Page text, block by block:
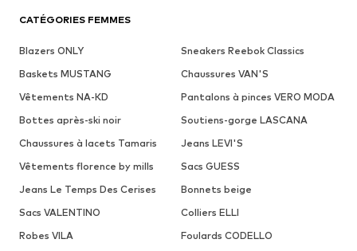
CATÉGORIES FEMMES
Blazers ONLY
Sneakers Reebok Classics
Baskets MUSTANG
Chaussures VAN'S
Vêtements NA-KD
Pantalons à pinces VERO MODA
Bottes après-ski noir
Soutiens-gorge LASCANA
Chaussures à lacets Tamaris
Jeans LEVI'S
Vêtements florence by mills
Sacs GUESS
Jeans Le Temps Des Cerises
Bonnets beige
Sacs VALENTINO
Colliers ELLI
Robes VILA
Foulards CODELLO